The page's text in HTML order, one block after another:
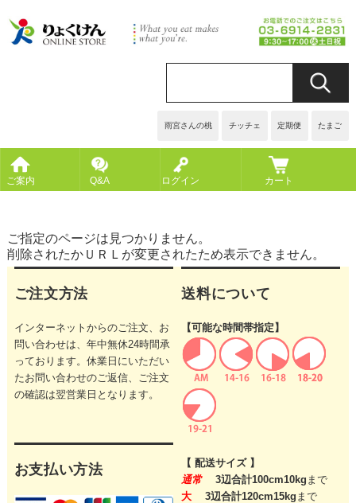
雨宮さんの桃 チッチェ 定期便 たまご
ご案内 Q&A ログイン カート
ご指定のページは見つかりません。
削除されたかＵＲＬが変更されたため表示できません。
ご注文方法
インターネットからのご注文、お
問い合わせは、年中無休24時間承
っております。休業日にいただい
たお問い合わせのご返信、ご注文
の確認は翌営業日となります。
お支払い方法
送料について
【可能な時間帯指定】
【 配送サイズ 】
通常
3辺合計100cm10kg まで
大
3辺合計120cm15kg まで